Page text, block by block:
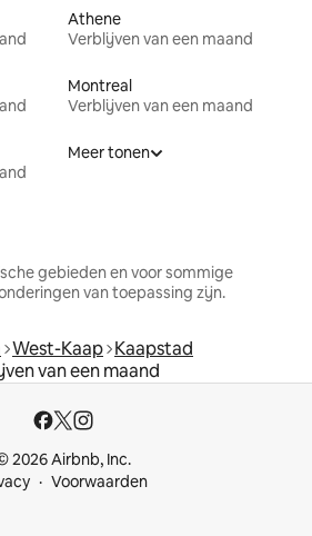
Athene
Verblijven van een maand
Montreal
Verblijven van een maand
Meer tonen
gebieden en voor sommige
van toepassing zijn.
West-Kaap Kaapstad
van een maand
2026 Airbnb, Inc.
Voorwaarden